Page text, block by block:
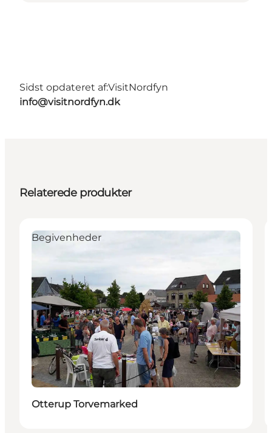
Sidst opdateret af:VisitNordfyn
info@visitnordfyn.dk
Relaterede produkter
Begivenheder
Otterup Torvemarked